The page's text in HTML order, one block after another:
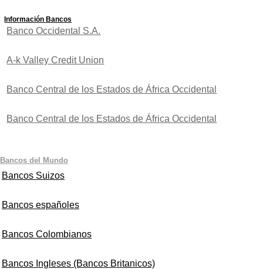
Información Bancos
Banco Occidental S.A.
A-k Valley Credit Union
Banco Central de los Estados de África Occidental
Banco Central de los Estados de África Occidental
Bancos del Mundo
Bancos Suizos
Bancos españoles
Bancos Colombianos
Bancos Ingleses (Bancos Britanicos)